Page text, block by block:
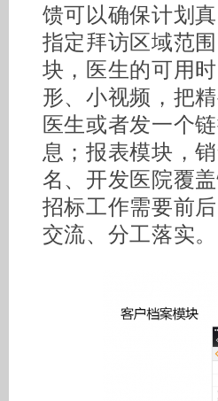
馈可以确保计划
指定拜访区域范
块，医生的可用
形、小视频，把
医生或者发一个
息；报表模块，
名、开发医院覆
招标工作需要前
交流、分工落实。